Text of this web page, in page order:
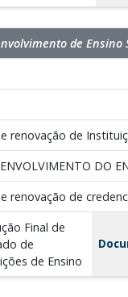
de
renovação de
DO
renovação de
Final de
de
de Ensino